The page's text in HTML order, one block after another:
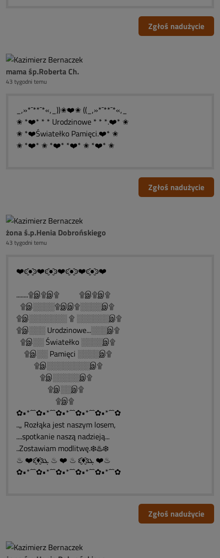
Zgłoś nadużycie
mama śp.Roberta Ch.
43 tygodni temu
_,»*¯**¯*«,_))✬❤️✬ ((_,»*¯**¯*«,_
✬ *❤️* * * Urodzinowe * * *.❤️* ✬
✬ *❤️Światełko Pamięci.❤️* ✬
✬ *❤️* ✬ *❤️* *❤️* ✬ *❤️* ✬
Zgłoś nadużycie
żona ś.p.Henia Dobrońskiego
43 tygodni temu
❤️ͼ̮̑●̮̑ͽ❤️ͼ̮̑●̮̑ͽ❤️ͼ̮̑●̮̑ͽ❤️ͼ̮̑●̮̑ͽ❤️
........۩இ۩இ۩ ۩இ۩இ۩
۩இ░░░░۩இஇ۩░░░░இ۩
۩இ░░░░░░░ ۩ ░░░░░░இ۩
۩இ░░░ Urodzinowe...░░░இ۩
۩இ░░ Światełko ░░░░இ۩
۩இ░░ Pamięci ░░░░இ۩
۩இ░░░░░░░░இ۩
۩இ░░░░░இ۩
۩இ░░இ۩
۩இ۩
✿•*´¯`✿•*´¯`✿•*´¯`✿•*´¯`✿•*´¯`✿
..„ Rozłąka jest naszym losem,
....spotkanie naszą nadzieją...
..Zostawiam modlitwę.❄️♨️❄️
♨ ❤️ԑ̮̑♦̮̑ɜܓ ♨ ❤️ ♨ ԑ̮̑♦̮̑ɜܓ ❤️♨
✿•*´¯`✿•*´¯`✿•*´¯`✿•*´¯`✿•*´¯`✿
Zgłoś nadużycie